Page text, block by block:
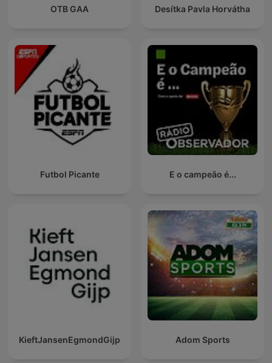
OTB GAA Desítka Pavla Horvátha
Futbol Picante E o campeão é...
KieftJansenEgmondGijp Adom Sports